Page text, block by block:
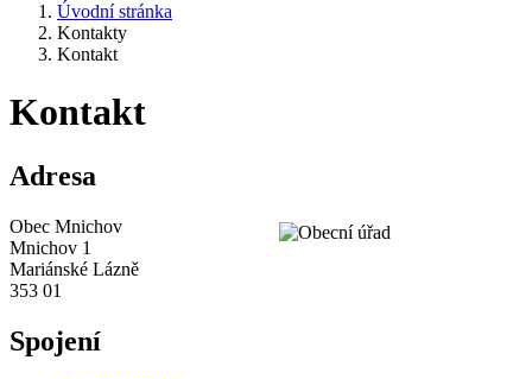
Úvodní stránka
Kontakty
Kontakt
Kontakt
Adresa
Obec Mnichov
Mnichov 1
Mariánské Lázně
353 01
Spojení